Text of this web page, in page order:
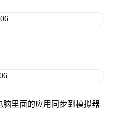
里面的应用同步到模拟器